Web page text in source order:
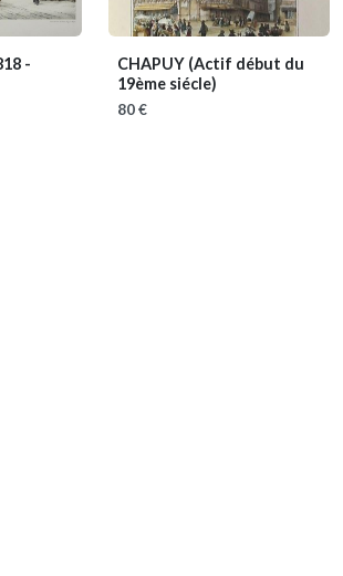
-
CHAPUY (Actif début du
19ème siécle)
80 €